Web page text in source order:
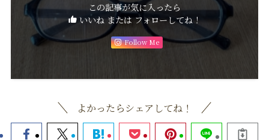
この記事が気に入ったら
いいね または フォローしてね！
Follow Me
よかったらシェアしてね！